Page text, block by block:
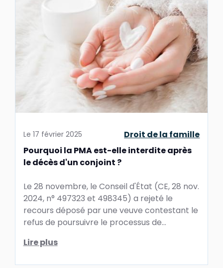
Le 17 février 2025
Droit de la famille
Pourquoi la PMA est-elle interdite après
le décès d'un conjoint ?
Le 28 novembre, le Conseil d'État (CE, 28 nov.
2024, n° 497323 et 498345) a rejeté le
recours déposé par une veuve contestant le
refus de poursuivre le processus de
Lire plus